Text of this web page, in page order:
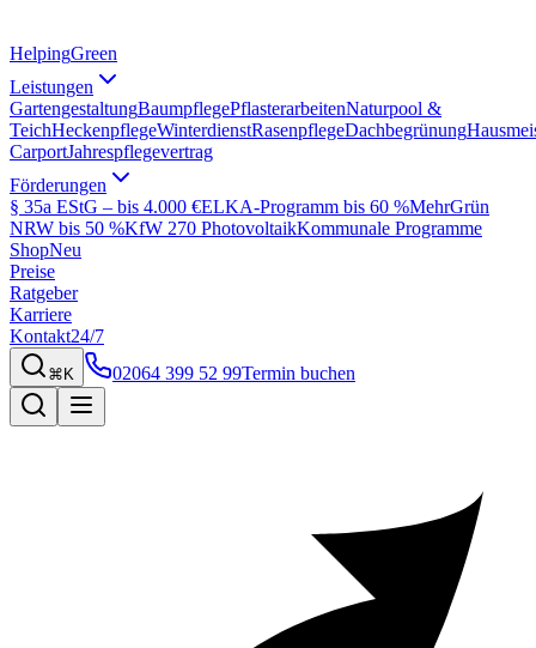
HelpingGreen
Leistungen
GartengestaltungBaumpflegePflasterarbeitenNaturpool &
TeichHeckenpflegeWinterdienstRasenpflegeDachbegrünung
CarportJahrespflegevertrag
Förderungen
§ 35a EStG – bis 4.000 €ELKA-Programm bis 60 %MehrGrün
NRW bis 50 %KfW 270 PhotovoltaikKommunale Programme
ShopNeu
Preise
Ratgeber
Karriere
Kontakt24/7
⌘K 02064 399 52 99Termin buchen